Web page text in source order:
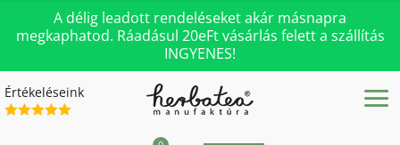
A délig leadott rendeléseket akár másnapra
megkaphatod. Ráadásul 20eFt vásárlás felett a szállítás
INGYENES!
Értékeléseink